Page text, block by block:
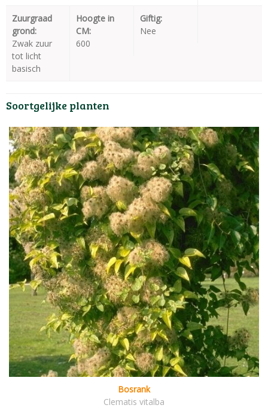
Zuurgraad
grond:
Zwak zuur
tot licht
basisch
Hoogte in
CM:
600
Giftig:
Nee
Soortgelijke planten
Bosrank
Clematis vitalba